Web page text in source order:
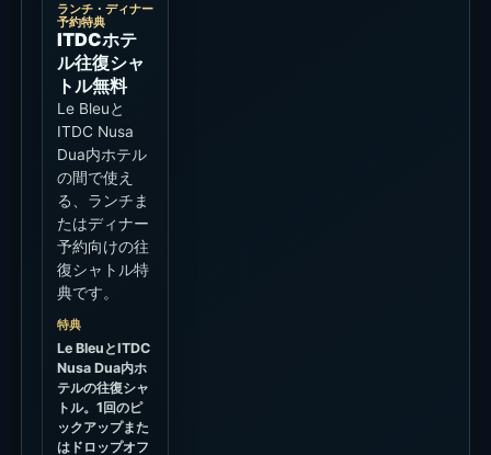
ランチ・ディナー
予約特典
ITDCホテ
ル往復シャ
トル無料
Le Bleuと
ITDC Nusa
Dua内ホテル
の間で使え
る、ランチま
たはディナー
予約向けの往
復シャトル特
典です。
特典
Le BleuとITDC
Nusa Dua内ホ
テルの往復シャ
トル。1回のピ
ックアップまた
はドロップオフ